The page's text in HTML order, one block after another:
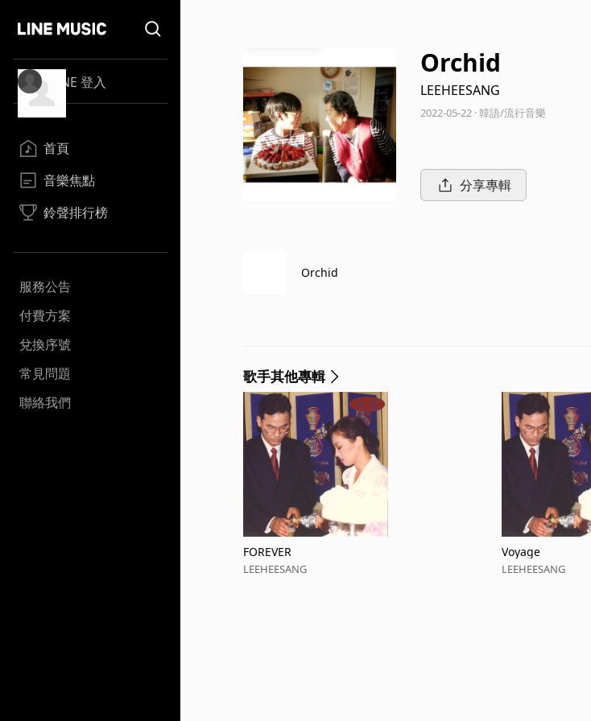
LINE 登入
首頁
音樂焦點
鈴聲排行榜
服務公告
付費方案
兌換序號
常見問題
聯絡我們
Orchid
LEEHEESANG
2022-05-22 · 韓語/流行音樂
分享專輯
Orchid
歌手其他專輯
FOREVER
LEEHEESANG
Voyage
LEEHEESANG